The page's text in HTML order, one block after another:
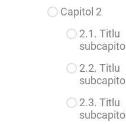
Capitol 2
2.1. Titlu
subcapitol
2.2. Titlu
subcapitol
2.3. Titlu
subcapitol